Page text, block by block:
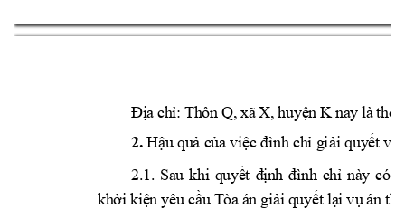
Địa chỉ: Thôn Q,xã X, huyệnK nay là
2. Hậuquả của việc đìnhchỉ giảiquyết vụ
2.1. Sau khi quyết định đình chỉ này có
khởi kiện yêu cầu Tòa án giải quyết lại vụ án th